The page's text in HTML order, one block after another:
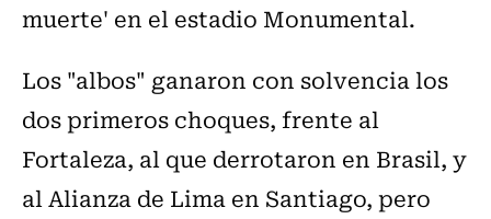
muerte' en el estadio Monumental.
Los "albos" ganaron con solvencia los
dos primeros choques, frente al
Fortaleza, al que derrotaron en Brasil, y
al Alianza de Lima en Santiago, pero